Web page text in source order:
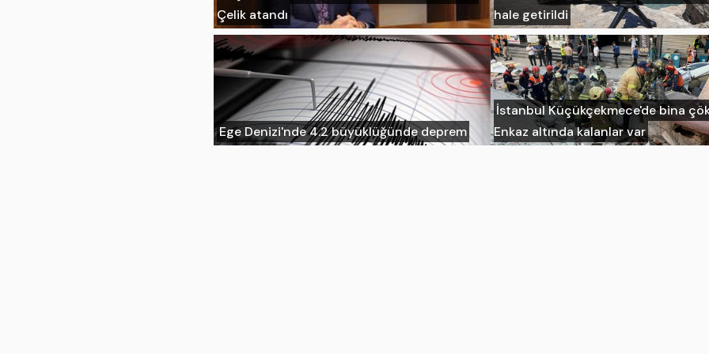
Çelik atandı
hale getirildi
Ege Denizi'nde 4.2 büyüklüğünde deprem
İstanbul Küçükçekmece'de bina
Enkaz altında kalanlar var